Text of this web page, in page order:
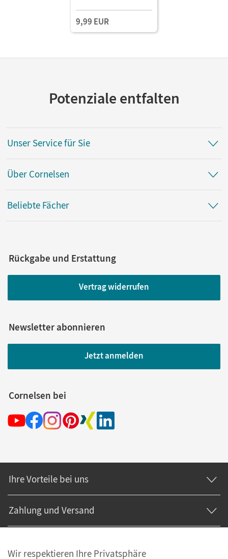
9,99 EUR
Potenziale entfalten
Unser Service für Sie
Über Cornelsen
Beliebte Fächer
Rückgabe und Erstattung
Vertrag widerrufen
Newsletter abonnieren
Jetzt anmelden
Cornelsen bei
Ihre Vorteile bei uns
Zahlung und Versand
Wir respektieren Ihre Privatsphäre